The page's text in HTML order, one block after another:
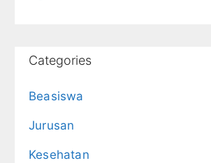
Categories
Beasiswa
Jurusan
Kesehatan